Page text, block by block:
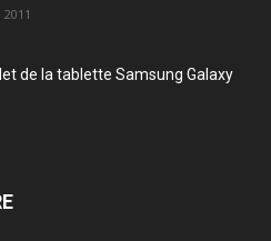
de la tablette Samsung Galaxy